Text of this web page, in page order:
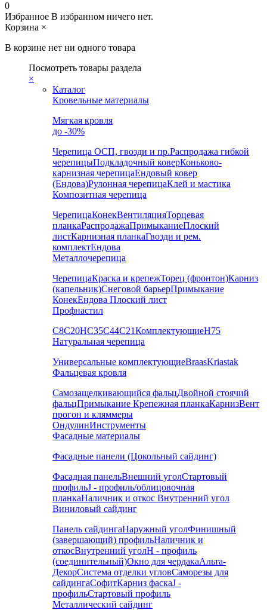
0
Избранное В избранном ничего нет.
Корзина ×
В корзине нет ни одного товара
Посмотреть товары раздела
×
Каталог
Кровельные материалы
Мягкая кровля
до -30%
Черепица ОСП, гвозди и пр.Распродажа гибкой
черепицыПодкладочный коверКоньково-
карнизная черепицаЕндовый ковер
(Ендова)Рулонная черепицаКлей и мастика
Композитная черепица
ЧерепицаКонекВентиляцияТорцевая
планкаРаспродажаПримыканиеПлоский
листКарнизная планкаГвозди и рем.
комплектЕндова
Металлочерепица
ЧерепицаКраска и крепежТорец (фронтон)Карниз
(капельник)Снеговой барьерПримыкание
КонекЕндова Плоский лист
Профнастил
С8С20НС35С44С21КомплектующиеН75
Натуральная черепица
Универсальные комплектующиеBraasKriastak
Фальцевая кровля
Самозащелкивающийся фальцДвойной стоячий
фальцПримыкание Крепежная планкаКарнизВент
прогон и кляммеры
ОндулинИнструменты
Фасадные материалы
Фасадные панели (Цокольный сайдинг)
Фасадная панельВнешний уголСтартовый
профильJ - профиль/облицовочная
планкаНаличник и откос Внутренний угол
Виниловый сайдинг
Панель сайдингаНаружный уголФинишный
(завершающий) профильНаличник и
откосВнутренний уголH - профиль
(соединительный)Окно для чердакаАльта-
ДекорСистема отделки угловСаморезы для
сайдингаСофитКарниз фаскаJ -
профильСтартовый профиль
Металлический сайдинг